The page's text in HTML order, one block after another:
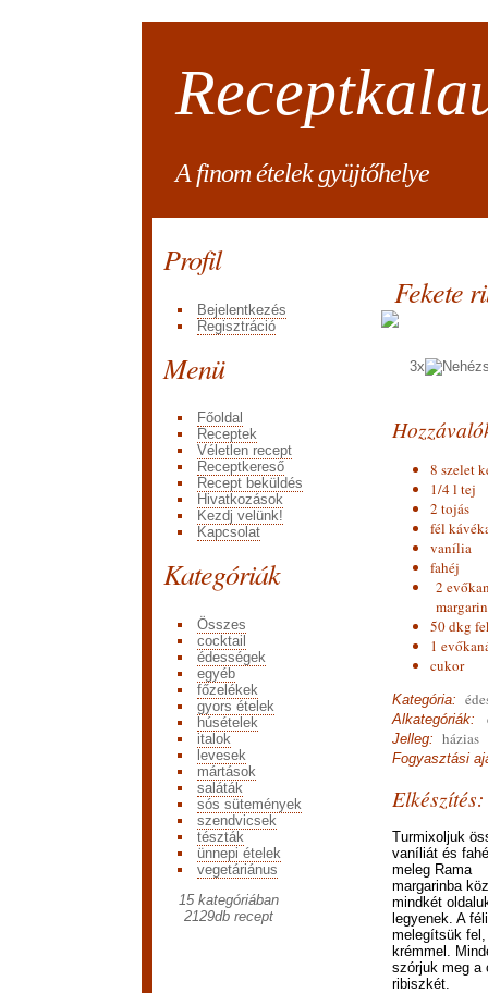
A finom ételek gyüjtőhelye
Profil
Bejelentkezés
Regisztráció
Menü
Főoldal
Receptek
Véletlen recept
Receptkereső
Recept beküldés
Hivatkozások
Kezdj velünk!
Kapcsolat
Kategóriák
Összes
cocktail
édességek
egyéb
főzelékek
gyors ételek
húsételek
italok
levesek
mártások
saláták
sós sütemények
szendvicsek
tészták
ünnepi ételek
vegetáriánus
15 kategóriában
2129db recept
Fekete
3x
8 szelet
1/4 l tej
2 tojás
fél
vanília
fahéj
2
margarin
50 dkg
1
cukor
Kategória:
Alkategóriák:
Jelleg: házias
Fogyasztási
Elkészítés:
Turmixoljuk
vaníliát és
meleg Rama
margarinba
mindkét
legyenek. A
melegítsük
krémmel.
szórjuk meg a
ribiszkét.